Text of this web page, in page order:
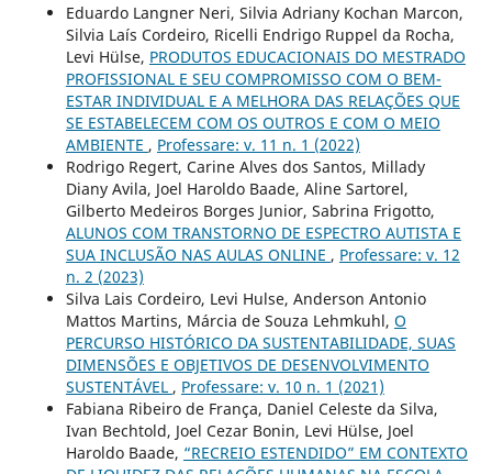
Eduardo Langner Neri, Silvia Adriany Kochan Marcon,
Silvia Laís Cordeiro, Ricelli Endrigo Ruppel da Rocha,
Levi Hülse, PRODUTOS EDUCACIONAIS DO MESTRADO
PROFISSIONAL E SEU COMPROMISSO COM O BEM-
ESTAR INDIVIDUAL E A MELHORA DAS RELAÇÕES QUE
SE ESTABELECEM COM OS OUTROS E COM O MEIO
AMBIENTE , Professare: v. 11 n. 1 (2022)
Rodrigo Regert, Carine Alves dos Santos, Millady
Diany Avila, Joel Haroldo Baade, Aline Sartorel,
Gilberto Medeiros Borges Junior, Sabrina Frigotto,
ALUNOS COM TRANSTORNO DE ESPECTRO AUTISTA E
SUA INCLUSÃO NAS AULAS ONLINE , Professare: v. 12
n. 2 (2023)
Silva Lais Cordeiro, Levi Hulse, Anderson Antonio
Mattos Martins, Márcia de Souza Lehmkuhl, O
PERCURSO HISTÓRICO DA SUSTENTABILIDADE, SUAS
DIMENSÕES E OBJETIVOS DE DESENVOLVIMENTO
SUSTENTÁVEL , Professare: v. 10 n. 1 (2021)
Fabiana Ribeiro de França, Daniel Celeste da Silva,
Ivan Bechtold, Joel Cezar Bonin, Levi Hülse, Joel
Haroldo Baade, “RECREIO ESTENDIDO” EM CONTEXTO